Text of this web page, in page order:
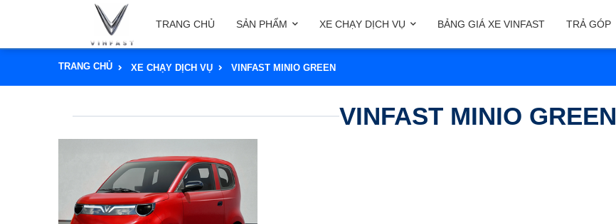
TRANG CHỦ SẢN PHẨM XE CHẠY DỊCH VỤ BẢNG GIÁ XE VINFAST TRẢ GÓP
TRANG CHỦ XE CHẠY DỊCH VỤ VINFAST MINIO GREEN
VINFAST MINIO GREEN